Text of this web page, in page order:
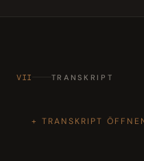
VII TRANSKRIPT
TRANSKRIPT